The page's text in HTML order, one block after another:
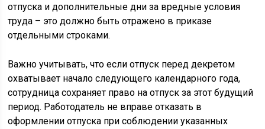
отпуска и дополнительные дни за вредные условия
труда – это должно быть отражено в приказе
отдельными строками.
Важно учитывать, что если отпуск перед декретом
охватывает начало следующего календарного года,
сотрудница сохраняет право на отпуск за этот будущий
период. Работодатель не вправе отказать в
оформлении отпуска при соблюдении указанных